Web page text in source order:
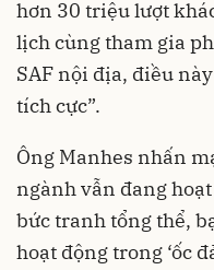
hơn 30 triệu lượt
lịch cùng tham gia
SAF nội địa, điều
tích cực”.
Ông Manhes nhấn
ngành vẫn đang
bức tranh tổng thể,
hoạt động trong ‘ốc